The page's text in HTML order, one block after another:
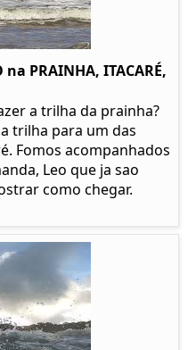
na PRAINHA, ITACARÉ,
a trilha da prainha?
trilha para um das
Fomos acompanhados
Leo que ja sao
como chegar.